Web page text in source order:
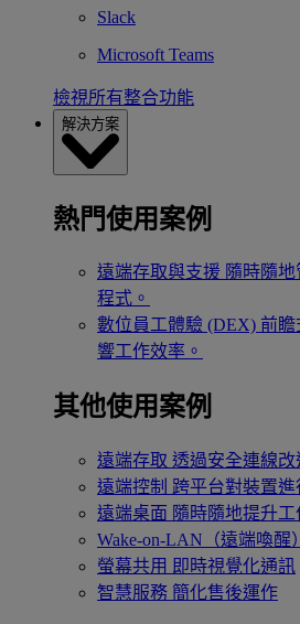
Slack
Microsoft Teams
檢視所有整合功能
解決方案
熱門使用案例
遠端存取與支援 隨時隨
程式。
數位員工體驗 (DEX) 前瞻
響工作效率。
其他使用案例
遠端存取 透過安全連線改
遠端控制 跨平台對裝置進
遠端桌面 隨時隨地提升
Wake-on-LAN（遠端喚醒）
螢幕共用 即時視覺化通訊
智慧服務 簡化售後運作